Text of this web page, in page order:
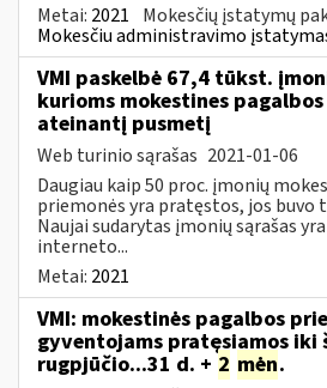
Metai: 2021 Mokesčių įstatymų
Mokesčiu administravimo
VMI paskelbė 67,4 tūkst.
kurioms mokestines
ateinantį pusmetį
Web turinio sąrašas 2021-01-06
Daugiau kaip 50 proc. įmonių
priemonės yra pratęstos, jos buvo
Naujai sudarytas įmonių sąrašas
interneto...
Metai: 2021
VMI: mokestinės pagalbos
gyventojams pratęsiamos iki
rugpjūčio...31 d. + 2 mėn.